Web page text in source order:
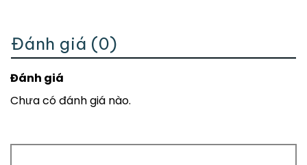
Đánh giá (0)
Đánh giá
Chưa có đánh giá nào.